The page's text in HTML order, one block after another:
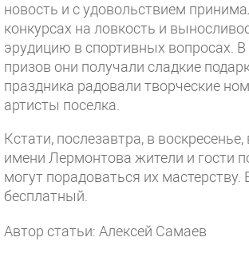
новость и с удовольствием
конкурсах на ловкость и
эрудицию в спортивных вопросах. В
призов они получали сладкие
праздника радовали творческие
артисты поселка.
Кстати, послезавтра, в
имени Лермонтова жители и гости
могут порадоваться их мастерству.
бесплатный.
Автор статьи: Алексей Самаев